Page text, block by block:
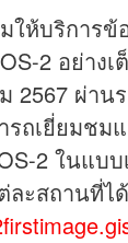
มให้บริการข้
2 อย่าง
2567 ผ่าน
รถเยี่ยมช
2 ในแบ
ละสถานที่ไ